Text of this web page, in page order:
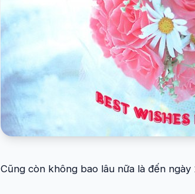
Cũng còn không bao lâu nữa là đến